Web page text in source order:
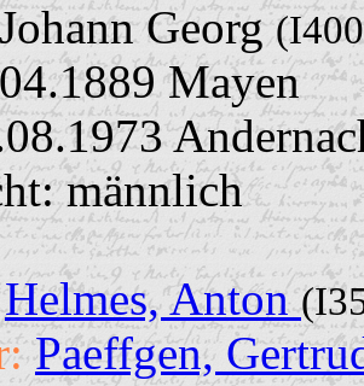
Georg
Mayen
männlich
Helmes, Anton
Paeffgen,